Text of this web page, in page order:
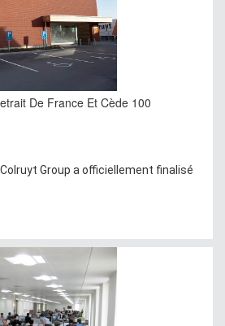
De France Et Cède 100
Group a officiellement finalisé